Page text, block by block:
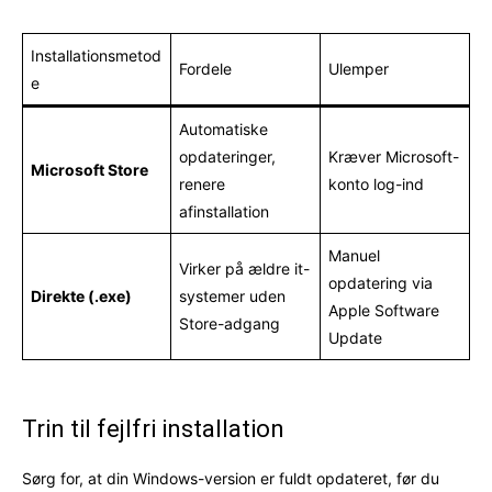
Installationsmetod
e
Fordele Ulemper
Microsoft Store
Automatiske
opdateringer,
renere
afinstallation
Kræver Microsoft-
konto log-ind
Direkte (.exe)
Virker på ældre it-
systemer uden
Store-adgang
Manuel
opdatering via
Apple Software
Update
Trin til fejlfri installation
Sørg for, at din Windows-version er fuldt opdateret, før du